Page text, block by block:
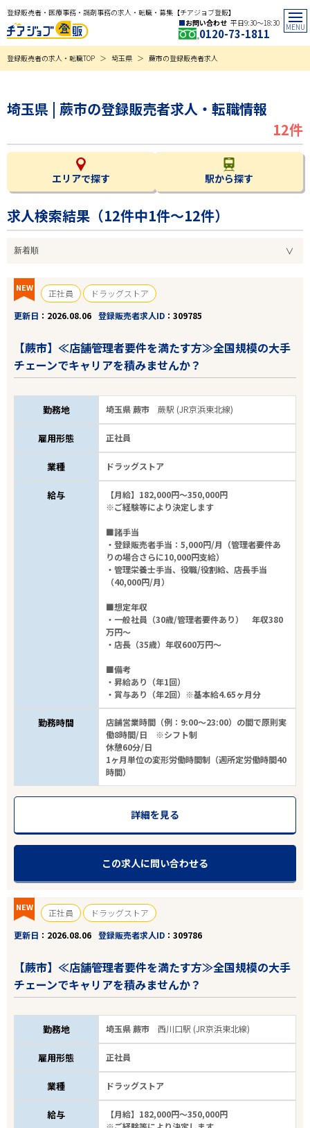
登録販売者・医療事務・調剤事務の求人・転職・募集【チアジョブ登販】
お問い合わせ 平日9:30〜18:30
0120-73-1811
登録販売者の求人・転職TOP 埼玉県 蕨市の登録販売者求人
埼玉県 | 蕨市の登録販売者求人・転職情報
12件
エリアで探す 駅から探す
求人検索結果（12件中1件～12件）
NEW 正社員
ドラッグストア
更新日
2026.08.06 登録販売者求人ID 309785
【蕨市】≪店舗管理者要件を満たす方≫全国規模の大手
チェーンでキャリアを積みませんか？
勤務地 埼玉県 蕨市蕨駅 (JR京浜東北線)
雇用形態 正社員
業種 ドラッグストア
給与
【月給】182,000円～350,000円
※ご経験等により決定します
■諸手当
・登録販売者手当：5,000円/月（管理者要件あ
りの場合さらに10,000円支給）
・管理栄養士手当、役職/役割給、店長手当
（40,000円/月）
■想定年収
・一般社員（30歳/管理者要件あり） 年収380
万円～
・店長（35歳）年収600万円～
■備考
・昇給あり（年1回）
・賞与あり（年2回）※基本給4.65ヶ月分
勤務時間
店舗営業時間（例：9:00～23:00）の間で原則実
働8時間/日 ※シフト制
休憩60分/日
1ヶ月単位の変形労働時間制（週所定労働時間40
時間）
詳細を見る
この求人に問い合わせる
NEW 正社員
ドラッグストア
更新日
2026.08.06 登録販売者求人ID 309786
【蕨市】≪店舗管理者要件を満たす方≫全国規模の大手
チェーンでキャリアを積みませんか？
勤務地 埼玉県 蕨市西川口駅 (JR京浜東北線)
雇用形態 正社員
業種 ドラッグストア
給与
【月給】182,000円～350,000円